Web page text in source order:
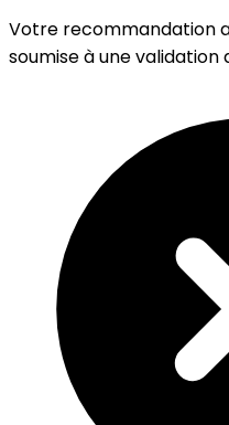
Votre recommandation
soumise à une